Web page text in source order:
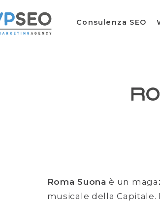
Consulenza SEO
Roma Suonaè un
musicale della